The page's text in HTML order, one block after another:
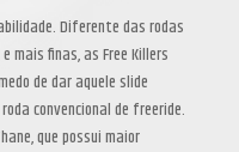
Diferente das rodas
mais finas, as Free Killers
de dar aquele slide
convencional de freeride.
que possui maior